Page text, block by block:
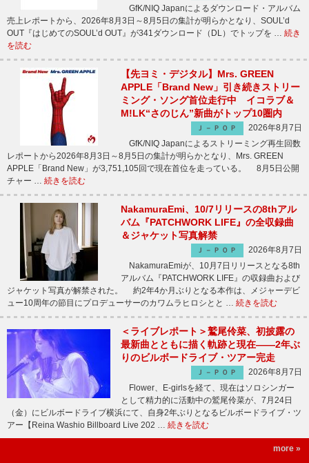
GfK/NIQ Japanによるダウンロード・アルバム
売上レポートから、2026年8月3日～8月5日の集計が明らかとなり、SOUL’d
OUT『はじめてのSOUL’d OUT』が341ダウンロード（DL）でトップを … 続き
を読む
【先ヨミ・デジタル】Mrs. GREEN
APPLE「Brand New」引き続きストリー
ミング・ソング首位走行中 イコラブ＆
M!LK“さのじん”新曲がトップ10圏内
Ｊ－ＰＯＰ
2026年8月7日
GfK/NIQ Japanによるストリーミング再生回数
レポートから2026年8月3日～8月5日の集計が明らかとなり、Mrs. GREEN
APPLE「Brand New」が3,751,105回で現在首位を走っている。 8月5日公開
チャー … 続きを読む
NakamuraEmi、10/7リリースの8thアル
バム『PATCHWORK LIFE』の全収録曲
＆ジャケット写真解禁
Ｊ－ＰＯＰ
2026年8月7日
NakamuraEmiが、10月7日リリースとなる8th
アルバム『PATCHWORK LIFE』の収録曲および
ジャケット写真が解禁された。 約2年4か月ぶりとなる本作は、メジャーデビ
ュー10周年の節目にプロデューサーのカワムラヒロシとと … 続きを読む
＜ライブレポート＞鷲尾伶菜、初披露の
最新曲とともに描く軌跡と現在――2年ぶ
りのビルボードライブ・ツアー完走
Ｊ－ＰＯＰ
2026年8月7日
Flower、E-girlsを経て、現在はソロシンガー
として精力的に活動中の鷲尾伶菜が、7月24日
（金）にビルボードライブ横浜にて、自身2年ぶりとなるビルボードライブ・ツ
アー【Reina Washio Billboard Live 202 … 続きを読む
more »